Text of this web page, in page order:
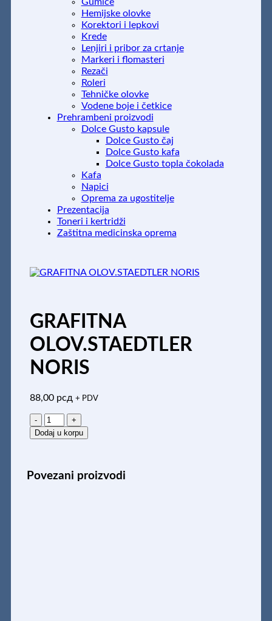
Gumice
Hemijske olovke
Korektori i lepkovi
Krede
Lenjiri i pribor za crtanje
Markeri i flomasteri
Rezači
Roleri
Tehničke olovke
Vodene boje i četkice
Prehrambeni proizvodi
Dolce Gusto kapsule
Dolce Gusto čaj
Dolce Gusto kafa
Dolce Gusto topla čokolada
Kafa
Napici
Oprema za ugostitelje
Prezentacija
Toneri i kertridži
Zaštitna medicinska oprema
GRAFITNA
OLOV.STAEDTLER
NORIS
88,00 рсд + PDV
GRAFITNA
OLOV.STAEDTLER
NORIS
Dodaj u korpu
Povezani proizvodi